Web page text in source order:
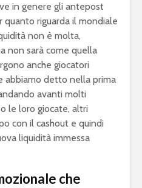
in genere gli antepost
quanto riguarda il mondiale
non è molta,
non sarà come quella
anche giocatori
abbiamo detto nella prima
avanti molti
le loro giocate, altri
con il cashout e quindi
liquidità immessa
che